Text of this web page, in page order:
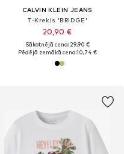
CALVIN KLEIN JEANS
T-Krekls 'BRIDGE'
20,90 €
Sākotnējā cena: 29,90 €
Pēdējā zemākā cena:10,74 €